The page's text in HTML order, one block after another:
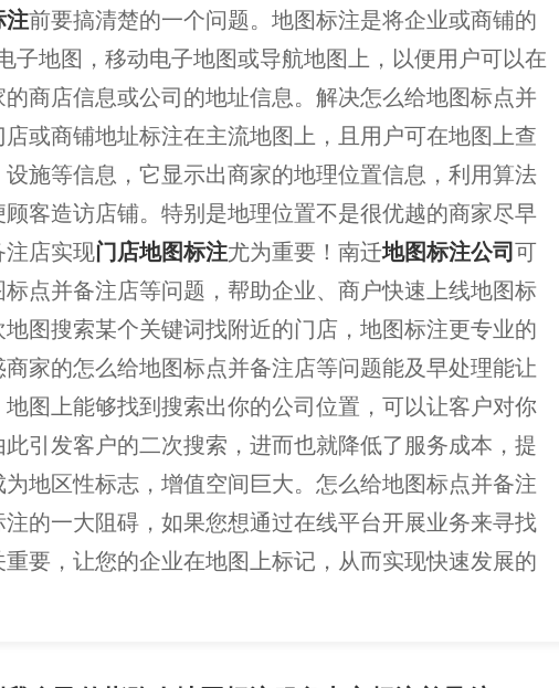
注前要搞清楚的一个问题。地图标注是将企业或商铺的
子地图，移动电子地图或导航地图上，以便用户可以在
商店信息或公司的地址信息。解决怎么给地图标点并
或商铺地址标注在主流地图上，且用户可在地图上查
施等信息，它显示出商家的地理位置信息，利用算法
客造访店铺。特别是地理位置不是很优越的商家尽早
店实现门店地图标注尤为重要！南迁地图标注公司可
点并备注店等问题，帮助企业、商户快速上线地图标
图搜索某个关键词找附近的门店，地图标注更专业的
家的怎么给地图标点并备注店等问题能及早处理能让
图上能够找到搜索出你的公司位置，可以让客户对你
引发客户的二次搜索，进而也就降低了服务成本，提
地区性标志，增值空间巨大。怎么给地图标点并备注
的一大阻碍，如果您想通过在线平台开展业务来寻找
要，让您的企业在地图上标记，从而实现快速发展的